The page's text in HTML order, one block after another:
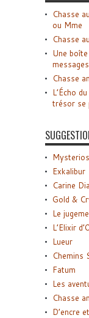
Chasse
ou Mme
Chasse
Une
Chasse
L’Écho
trésor se
Exkalibur
Carine
Gold &
Le
L’Elixir
Lueur
Chemins
Fatum
Les
Chasse
D’encre